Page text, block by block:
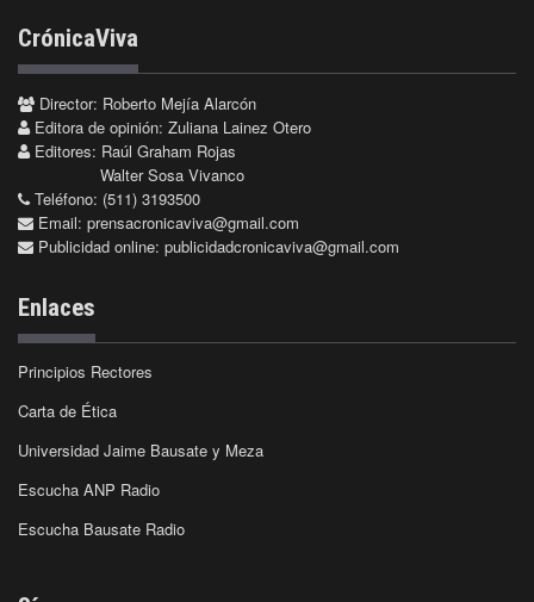
CrónicaViva
Director: Roberto Mejía Alarcón
Editora de opinión: Zuliana Lainez Otero
Editores: Raúl Graham Rojas
Walter Sosa Vivanco
Teléfono: (511) 3193500
Email: prensacronicaviva@gmail.com
Publicidad online: publicidadcronicaviva@gmail.com
Enlaces
Principios Rectores
Carta de Ética
Universidad Jaime Bausate y Meza
Escucha ANP Radio
Escucha Bausate Radio